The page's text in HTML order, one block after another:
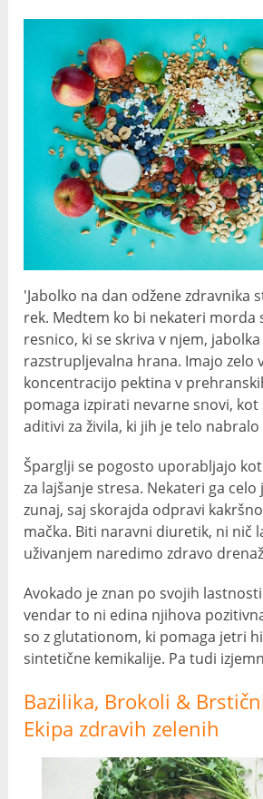
'Jabolko na dan odžene zdravnika
rek. Medtem ko bi nekateri morda
resnico, ki se skriva v njem,
razstrupljevalna hrana. Imajo zelo
koncentracijo pektina v
pomaga izpirati nevarne snovi, kot
aditivi za živila, ki jih je telo nabralo
Šparglji se pogosto uporabljajo
za lajšanje stresa. Nekateri ga celo
zunaj, saj skorajda odpravi
mačka. Biti naravni diuretik, ni nič
uživanjem naredimo zdravo
Avokado je znan po svojih
vendar to ni edina njihova
so z glutationom, ki pomaga jetri
sintetične kemikalije. Pa tudi
Bazilika, Brokoli &
Ekipa zdravih zelenih